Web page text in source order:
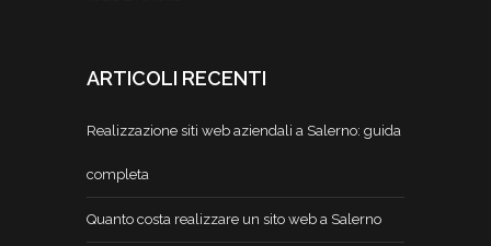
ARTICOLI RECENTI
Realizzazione siti web aziendali a Salerno: guida
completa
Quanto costa realizzare un sito web a Salerno